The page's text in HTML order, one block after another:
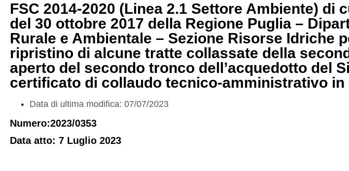
FSC 2014-2020 (Linea 2.1 Settore Ambiente) di
del 30 ottobre 2017 della Regione Puglia –
Rurale e Ambientale – Sezione Risorse Idriche
ripristino di alcune tratte collassate della
aperto del secondo tronco dell’acquedotto del
certificato di collaudo tecnico-amministrativo in
Data di ultima modifica: 07/07/2023
Numero:2023/0353
Data atto: 7 Luglio 2023